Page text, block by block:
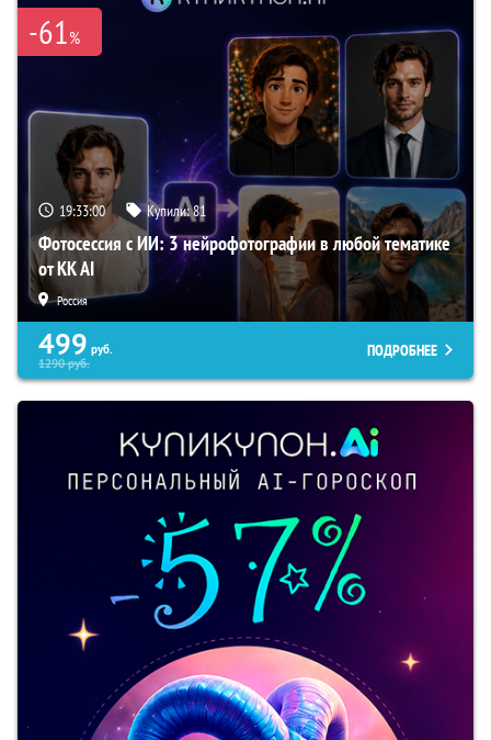
-61%
19:32:58 Купили:81
Фотосессия с ИИ: 3 нейрофотографии в любой тематике
от KK AI
Россия
499 руб.
1290руб.
ПОДРОБНЕЕ